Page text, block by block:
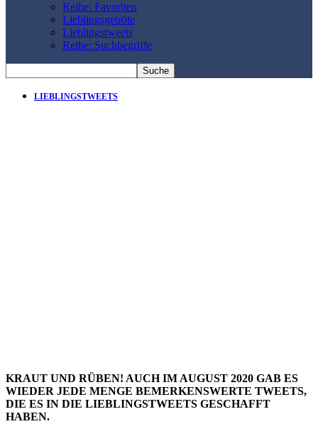
Reihe: Favoriten
Lieblingsgetröte
Lieblingstweets
Reihe: Suchbegriffe
LIEBLINGSTWEETS
KRAUT UND RÜBEN! AUCH IM AUGUST 2020 GAB ES
WIEDER JEDE MENGE BEMERKENSWERTE TWEETS,
DIE ES IN DIE LIEBLINGSTWEETS GESCHAFFT
HABEN.